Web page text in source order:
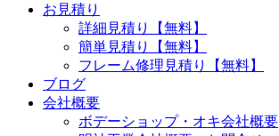
お見積り
詳細見積り【無料】
簡単見積り【無料】
フレーム修理見積り【無料】
ブログ
会社概要
ボデーショップ・オキ会社概要